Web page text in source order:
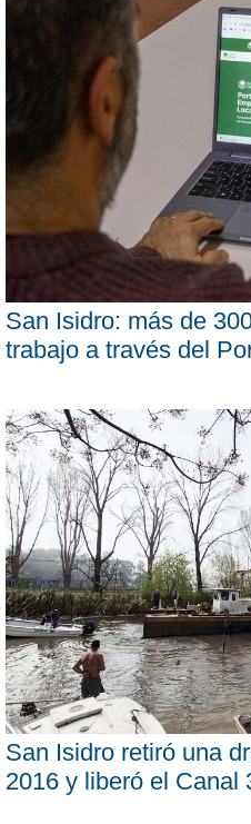
San Isidro: más de
trabajo a través del
San Isidro retiró una
2016 y liberó el Canal